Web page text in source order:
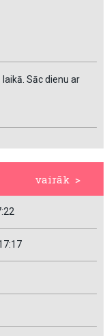
Sāc dienu ar
vairāk >